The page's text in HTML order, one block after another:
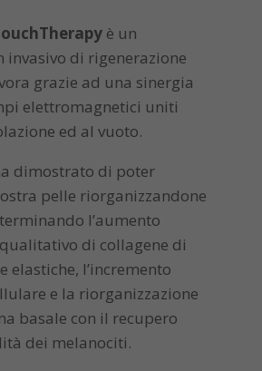
è un
invasivo di rigenerazione
grazie ad una sinergia
elettromagnetici uniti
ed al vuoto.
dimostrato di poter
pelle riorganizzandone
l’aumento
di collagene di
elastiche, l’incremento
e la riorganizzazione
basale con il recupero
dei melanociti.